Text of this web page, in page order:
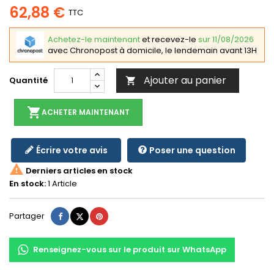
62,88 € TTC
Achetez-le maintenantet recevez-le sur 11/08/2026
avec Chronopost à domicile, le lendemain avant 13H
Quantité  Ajouter au panier
shopping_cartACHETER MAINTENANT
Écrire votre avis Poser une question
 Derniers articles en stock
En stock:1 Article
Partager Partager
TweetPinterest
Renseignez-vous sur le produit sur WhatsApp